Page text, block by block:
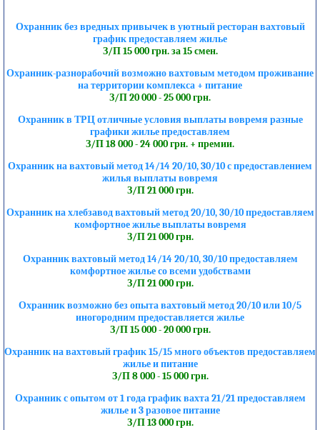
Охранник без вредных привычек в уютный ресторан вахтовый
график предоставляем жилье
З/П 15 000 грн. за 15 смен.
Охранник-разнорабочий возможно вахтовым методом проживание
на территории комплекса + питание
З/П 20 000 - 25 000 грн.
Охранник в ТРЦ отличные условия выплаты вовремя разные
графики жилье предоставляем
З/П 18 000 - 24 000 грн. + премии.
Охранник на вахтовый метод 14/14 20/10, 30/10 с предоставлением
жилья выплаты вовремя
З/П 21 000 грн.
Охранник на хлебзавод вахтовый метод 20/10, 30/10 предоставляем
комфортное жилье выплаты вовремя
З/П 21 000 грн.
Охранник вахтовый метод 14/14 20/10, 30/10 предоставляем
комфортное жилье со всеми удобствами
З/П 21 000 грн.
Охранник возможно без опыта вахтовый метод 20/10 или 10/5
иногородним предоставляется жилье
З/П 15 000 - 20 000 грн.
Охранник на вахтовый график 15/15 много объектов предоставляем
жилье и питание
З/П 8 000 - 15 000 грн.
Охранник с опытом от 1 года график вахта 21/21 предоставляем
жилье и 3 разовое питание
З/П 13 000 грн.